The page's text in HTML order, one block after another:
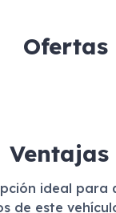
Ofertas
ideal para
de este